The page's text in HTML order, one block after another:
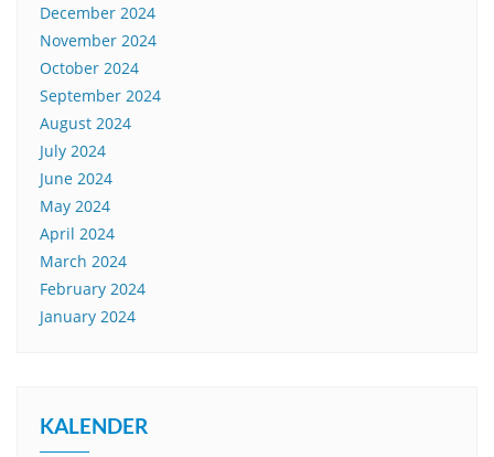
December 2024
November 2024
October 2024
September 2024
August 2024
July 2024
June 2024
May 2024
April 2024
March 2024
February 2024
January 2024
KALENDER